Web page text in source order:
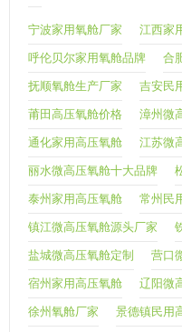
宁波家用氧舱厂家 江西家
呼伦贝尔家用氧舱品牌 合
抚顺氧舱生产厂家 吉安民
莆田高压氧舱价格 漳州微
通化家用高压氧舱 江苏微
丽水微高压氧舱十大品牌
泰州家用高压氧舱 常州民
镇江微高压氧舱源头厂家
盐城微高压氧舱定制 营口
宿州家用高压氧舱 辽阳微
徐州氧舱厂家 景德镇民用